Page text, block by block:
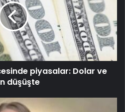
piyasalar: Dolar ve
düşüşte